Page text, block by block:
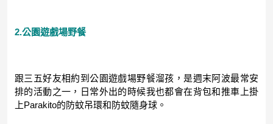
2.公園遊戲場野餐
跟三五好友相約到公園遊戲場野餐溜孩，是週末阿波最常安
排的活動之一，日常外出的時候我也都會在背包和推車上掛
上Parakito的防蚊吊環和防蚊隨身球。